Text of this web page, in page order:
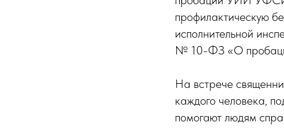
профилактическую
исполнительной
№ 10-ФЗ «О
На встрече
каждого человека,
помогают людям